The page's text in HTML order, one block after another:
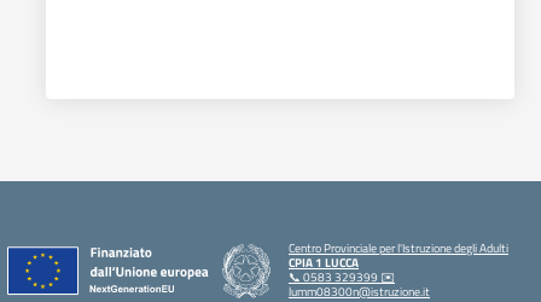
Centro Provinciale per l'Istruzione degli Adulti
CPIA 1 LUCCA
📞 0583 329399 ✉️
lumm08300n@istruzione.it